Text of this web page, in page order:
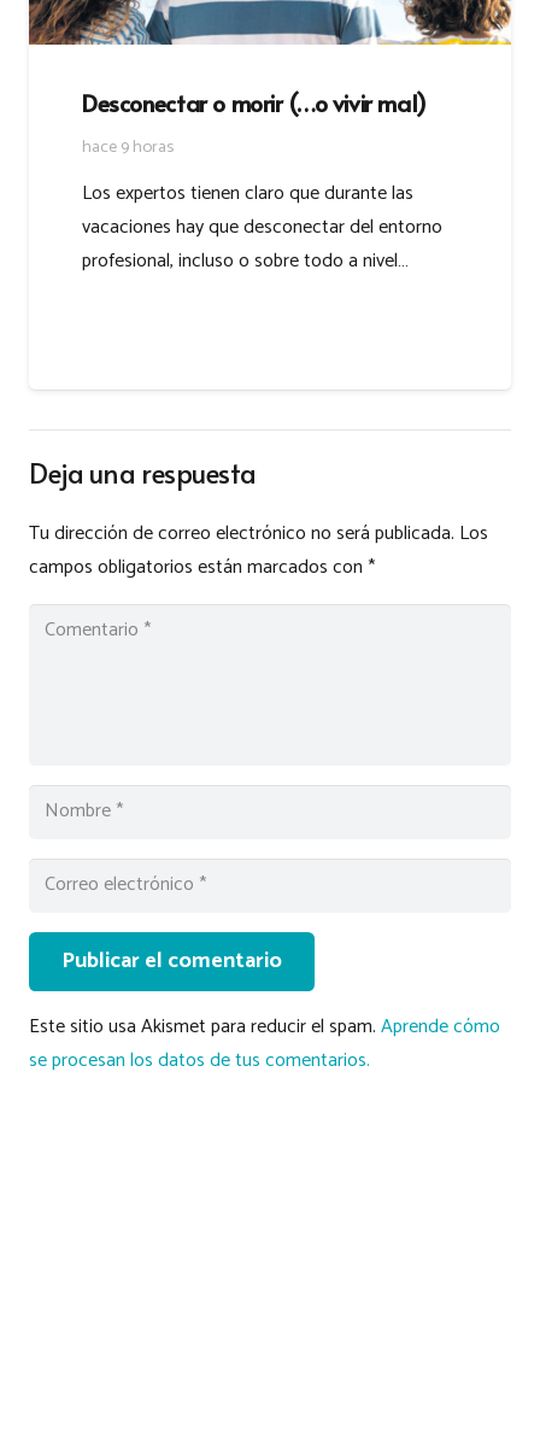
Desconectar o morir (…o vivir mal)
hace 9 horas
Los expertos tienen claro que durante las
vacaciones hay que desconectar del entorno
profesional, incluso o sobre todo a nivel…
Deja una respuesta
Tu dirección de correo electrónico no será publicada. Los
campos obligatorios están marcados con*
Publicar el comentario
Este sitio usa Akismet para reducir el spam.Aprende cómo
se procesan los datos de tus comentarios.